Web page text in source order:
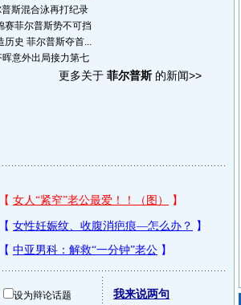
斯混合泳再打纪录
赛菲尔普斯势不可挡
历史 菲尔普斯夺首...
意外出局接力第七
更多关于 菲尔普斯的新闻>>
设为辩论话题 我来说两句